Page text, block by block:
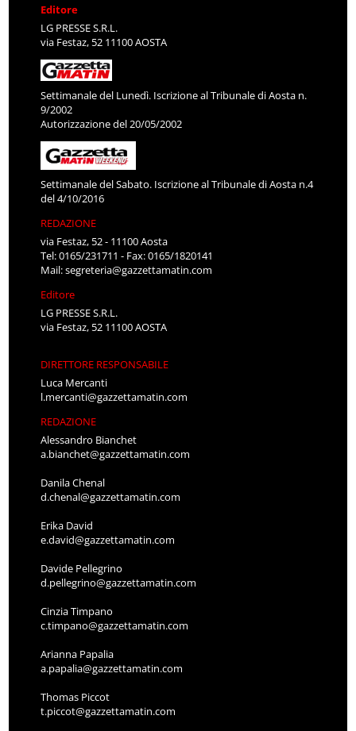
Editore
LG PRESSE S.R.L.
via Festaz, 52 11100 AOSTA
Settimanale del Lunedì. Iscrizione al Tribunale di Aosta n.
9/2002
Autorizzazione del 20/05/2002
Settimanale del Sabato. Iscrizione al Tribunale di Aosta n.4
del 4/10/2016
REDAZIONE
via Festaz, 52 - 11100 Aosta
Tel: 0165/231711 - Fax: 0165/1820141
Mail:segreteria@gazzettamatin.com
Editore
LG PRESSE S.R.L.
via Festaz, 52 11100 AOSTA
DIRETTORE RESPONSABILE
Luca Mercanti
l.mercanti@gazzettamatin.com
REDAZIONE
Alessandro Bianchet
a.bianchet@gazzettamatin.com
Danila Chenal
d.chenal@gazzettamatin.com
Erika David
e.david@gazzettamatin.com
Davide Pellegrino
d.pellegrino@gazzettamatin.com
Cinzia Timpano
c.timpano@gazzettamatin.com
Arianna Papalia
a.papalia@gazzettamatin.com
Thomas Piccot
t.piccot@gazzettamatin.com